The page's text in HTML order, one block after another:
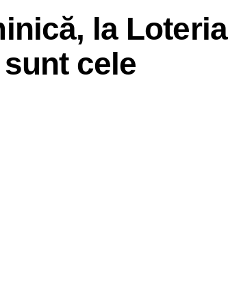
la Loteria
cele